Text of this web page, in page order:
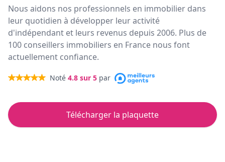
Nous aidons nos professionnels en immobilier dans
leur quotidien à développer leur activité
d'indépendant et leurs revenus depuis 2006. Plus de
100 conseillers immobiliers en France nous font
actuellement confiance.
Noté 4.8 sur 5 par
Télécharger la plaquette